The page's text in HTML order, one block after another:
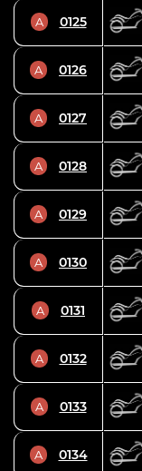
A 0125
A 0126
A 0127
A 0128
A 0129
A 0130
A 0131
A 0132
A 0133
A 0134